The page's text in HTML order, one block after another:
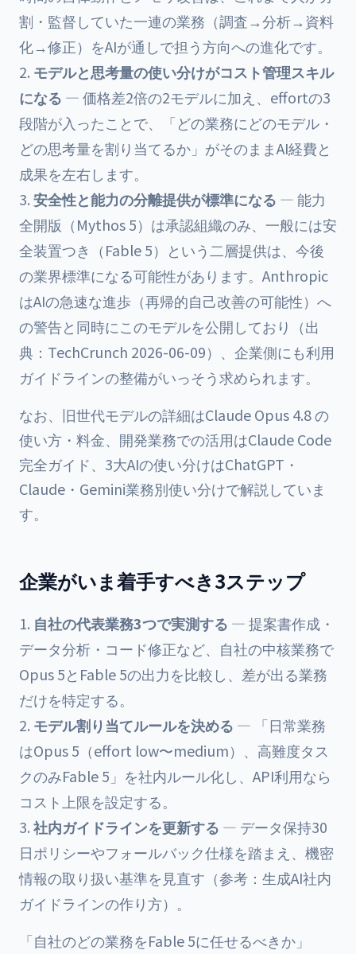
割・監督していた一連の業務（調査→分析→資料
化→修正）をAIが通しで担う方向への進化です。
モデルと思考量の使い分けがコスト管理スキル
になる — 価格差2倍の2モデルに加え、effortの3
段階が入ったことで、「どの業務にどのモデル・
どの思考量を割り当てるか」がそのままAI経費と
成果を左右します。
安全性と能力の分離提供が標準になる — 能力
全開版（Mythos 5）は承認組織のみ、一般には安
全装置つき（Fable 5）という二層提供は、今後
の業界標準になる可能性があります。Anthropic
はAIの急速な進歩（再帰的自己改善の可能性）へ
の警告と同時にこのモデルを公開しており（出
典：TechCrunch 2026-06-09）、企業側にも利用
ガイドラインの整備がいっそう求められます。
なお、旧世代モデルの詳細はClaude Opus 4.8 の
使い方・料金、開発業務での活用はClaude Code
完全ガイド、3大AIの使い分けはChatGPT・
Claude・Gemini業務別使い分けで解説していま
す。
企業がいま着手すべき3ステップ
自社の代表業務3つで実測する — 提案書作成・
データ分析・コード修正など、自社の中核業務で
Opus 5とFable 5の出力を比較し、差が出る業務
だけを特定する。
モデル割り当てルールを決める — 「日常業務
はOpus 5（effort low〜medium）、高難度タス
クのみFable 5」を社内ルール化し、API利用なら
コスト上限を設定する。
社内ガイドラインを更新する — データ保持30
日ポリシーやフォールバック仕様を踏まえ、機密
情報の取り扱い基準を見直す（参考： 生成AI社内
ガイドラインの作り方）。
「自社のどの業務をFable 5に任せるべきか」